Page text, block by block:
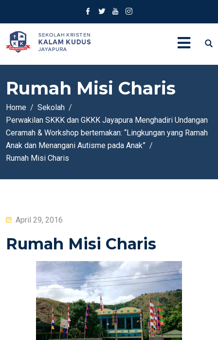
Rumah Misi Charis
Home
Sekolah
Perwakilan SKKK dan GKKK Jayapura Menghadiri Undangan
Ceramah & Workshop bertemakan: “Lingkungan yang Ramah
Anak dan Menangani Autisme pada Anak”
Rumah Misi Charis
Posted
April 29, 2016
Rumah Misi Charis